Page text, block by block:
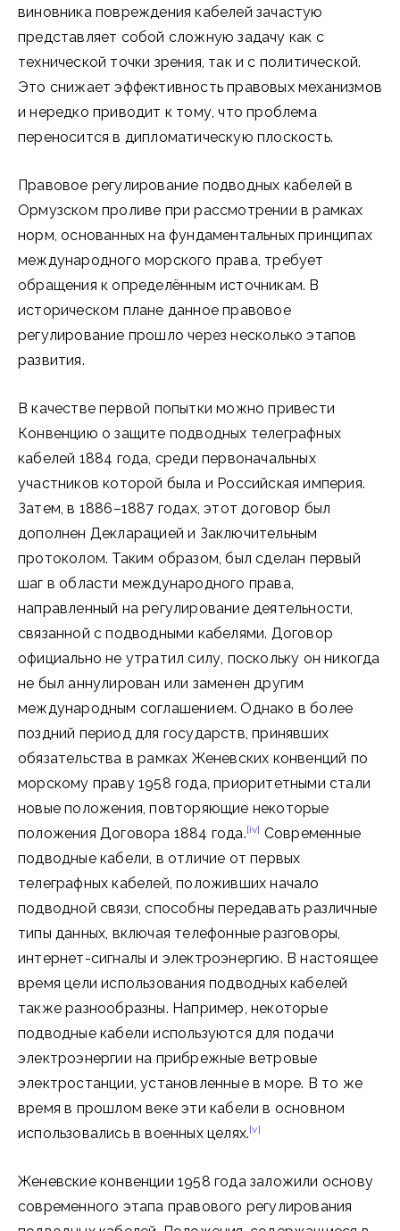
виновника повреждения кабелей зачастую
представляет собой сложную задачу как с
технической точки зрения, так и с политической.
Это снижает эффективность правовых механизмов
и нередко приводит к тому, что проблема
переносится в дипломатическую плоскость.
Правовое регулирование подводных кабелей в
Ормузском проливе при рассмотрении в рамках
норм, основанных на фундаментальных принципах
международного морского права, требует
обращения к определённым источникам. В
историческом плане данное правовое
регулирование прошло через несколько этапов
развития.
В качестве первой попытки можно привести
Конвенцию о защите подводных телеграфных
кабелей 1884 года, среди первоначальных
участников которой была и Российская империя.
Затем, в 1886–1887 годах, этот договор был
дополнен Декларацией и Заключительным
протоколом. Таким образом, был сделан первый
шаг в области международного права,
направленный на регулирование деятельности,
связанной с подводными кабелями. Договор
официально не утратил силу, поскольку он никогда
не был аннулирован или заменен другим
международным соглашением. Однако в более
поздний период для государств, принявших
обязательства в рамках Женевских конвенций по
морскому праву 1958 года, приоритетными стали
новые положения, повторяющие некоторые
положения Договора 1884 года.[iv] Современные
подводные кабели, в отличие от первых
телеграфных кабелей, положивших начало
подводной связи, способны передавать различные
типы данных, включая телефонные разговоры,
интернет-сигналы и электроэнергию. В настоящее
время цели использования подводных кабелей
также разнообразны. Например, некоторые
подводные кабели используются для подачи
электроэнергии на прибрежные ветровые
электростанции, установленные в море. В то же
время в прошлом веке эти кабели в основном
использовались в военных целях.[v]
Женевские конвенции 1958 года заложили основу
современного этапа правового регулирования